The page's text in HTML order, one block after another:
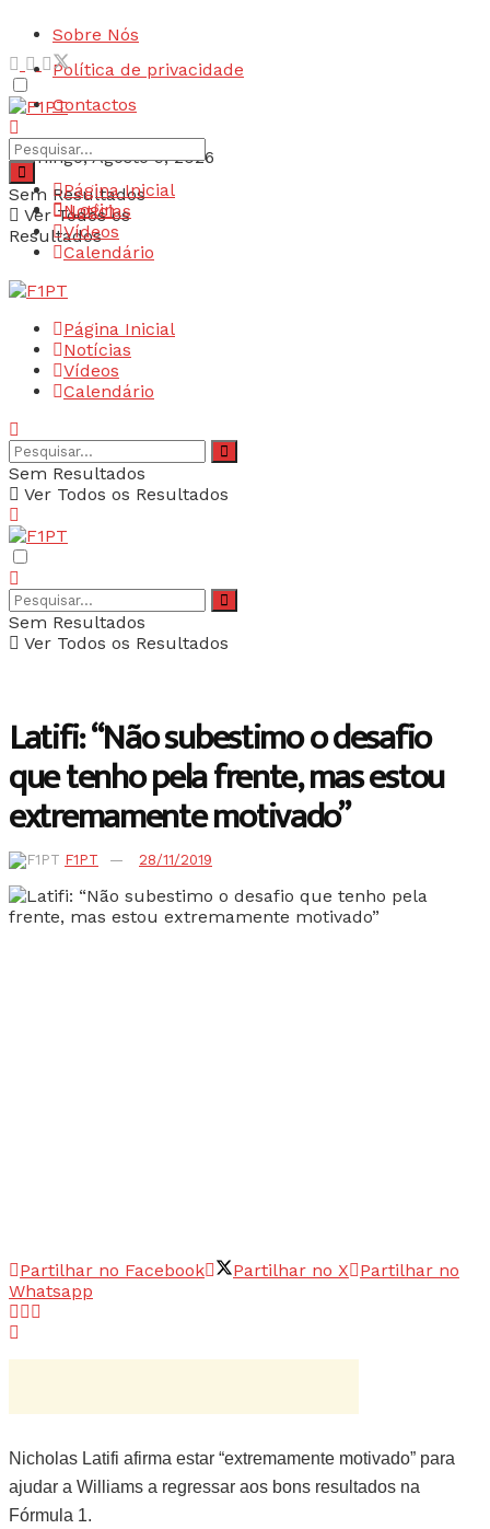
Sobre Nós
Política de privacidade
Contactos
Domingo, Agosto 9, 2026
Login
Sem Resultados
Ver Todos os
Resultados
Página Inicial
Notícias
Vídeos
Calendário
Página Inicial
Notícias
Vídeos
Calendário
Sem Resultados
Ver Todos os Resultados
Sem Resultados
Ver Todos os Resultados
Latifi: “Não subestimo o desafio
que tenho pela frente, mas estou
extremamente motivado”
F1PT 28/11/2019
Partilhar no Facebook Partilhar no X
Partilhar no
Whatsapp
Nicholas Latifi afirma estar “extremamente motivado” para
ajudar a Williams a regressar aos bons resultados na
Fórmula 1.